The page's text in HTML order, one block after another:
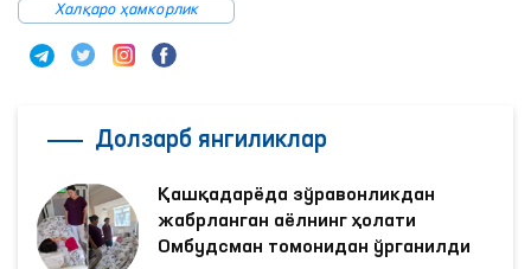
Халқаро ҳамкорлик
Долзарб янгиликлар
Қашқадарёда зўравонликдан
жабрланган аёлнинг ҳолати
Омбудсман томонидан ўрганилди